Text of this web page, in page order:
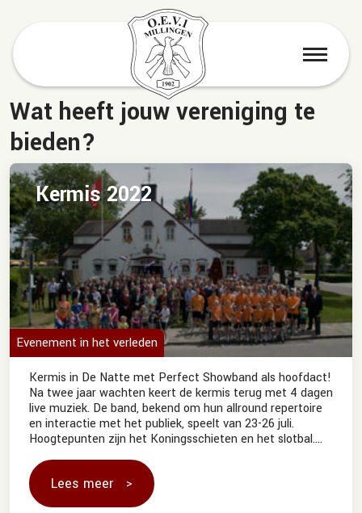
menu
Wat heeft jouw vereniging te
bieden?
Evenement in het verleden
Kermis 2022
Kermis in De Natte met Perfect Showband als hoofdact!
Na twee jaar wachten keert de kermis terug met 4 dagen
live muziek. De band, bekend om hun allround repertoire
en interactie met het publiek, speelt van 23-26 juli.
Hoogtepunten zijn het Koningsschieten en het slotbal.
Lees meer